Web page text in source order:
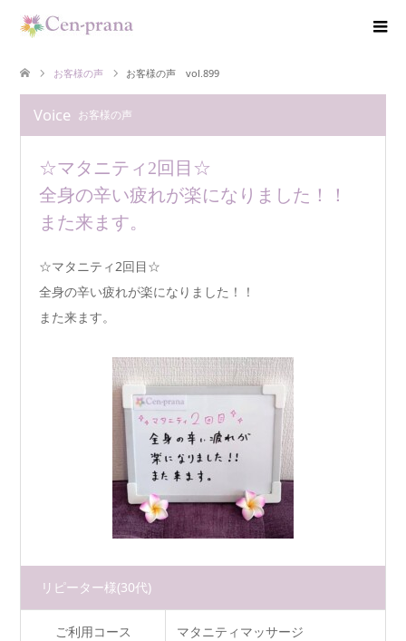
お客様の声 お客様の声 vol.899
Voice お客様の声
☆マタニティ2回目☆
全身の辛い疲れが楽になりました！！
また来ます。
☆マタニティ2回目☆
全身の辛い疲れが楽になりました！！
また来ます。
リピーター様(30代)
ご利用コース マタニティマッサージ